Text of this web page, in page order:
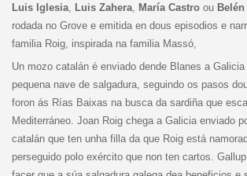
Luis Iglesia, Luis Zahera, María Castroou
rodada no Grove e emitida en dous episodios e
familia Roig, inspirada na familia Massó,
Un mozo catalán é enviado dende Blanes a
pequena nave de salgadura, seguindo os pasos
foron ás Rías Baixas na busca da sardiña que
Mediterráneo. Joan Roig chega a Galicia enviado
catalán que ten unha filla da que Roig está
perseguido polo exército que non ten cartos.